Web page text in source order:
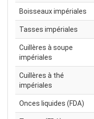
Boisseaux impériales
Tasses impériales
Cuillères à soupe
impériales
Cuillères à thé
impériales
Onces liquides (FDA)